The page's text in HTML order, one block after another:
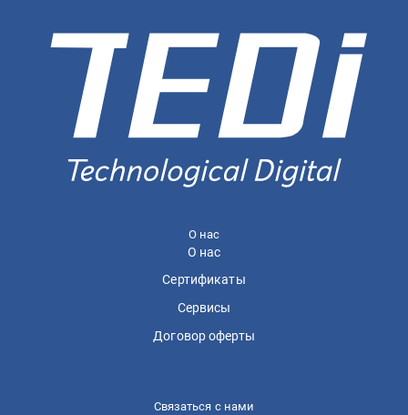
О нас
О нас
Сертификаты
Сервисы
Договор оферты
Связаться с нами